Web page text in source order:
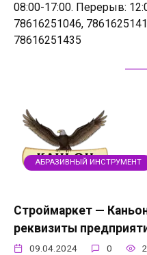
08:00-17:00. Перерыв:
78616251046,
78616251435
АБРАЗИВНЫЙ ИНСТРУМЕНТ
Строймаркет —
реквизиты
09.04.2024 0